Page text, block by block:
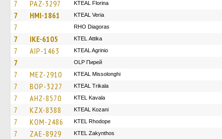
7 PAZ-3297 KTEAL Florina
7 HMI-1861 KTEAL Veria
7 RHO Diagoras
7 IKE-6105 KΤΕL Αttika
7 AIP-1463 KTEAL Agrinio
7 OLP Пирей
7 MEZ-2910 KTEAL Missolonghi
7 BOP-3227 KTEAL Trikala
7 AHZ-8570 KTEL Kavala
7 KZX-8388 KTEAL Kozani
7 KOM-2486 KTEL Rhodope
7 ZAE-8929 KTEL Zakynthos